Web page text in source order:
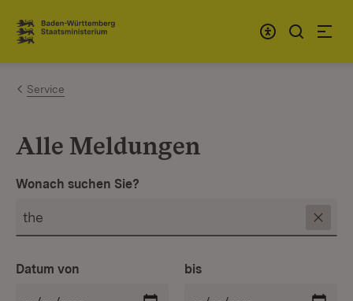
Zum Inhalt springen
Link zur Startseite
Service
Alle Meldungen
Wonach suchen Sie?
Datum von bis